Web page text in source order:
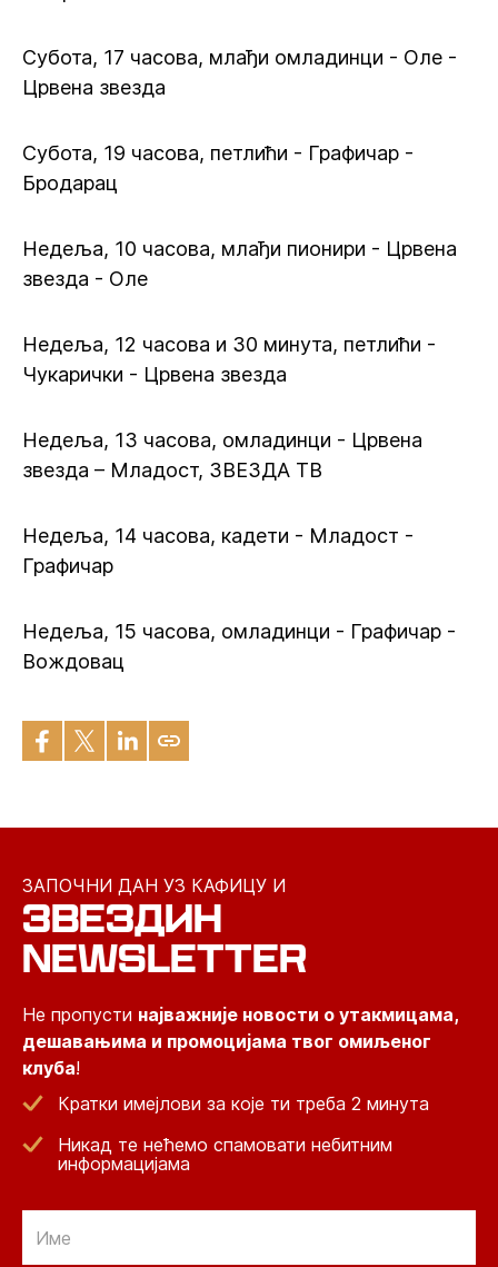
Субота, 17 часова, млађи омладинци - Оле -
Црвена звезда
Субота, 19 часова, петлићи - Графичар -
Бродарац
Недеља, 10 часова, млађи пионири - Црвена
звезда - Оле
Недеља, 12 часова и 30 минута, петлићи -
Чукарички - Црвена звезда
Недеља, 13 часова, омладинци - Црвена
звезда – Младост, ЗВЕЗДА ТВ
Недеља, 14 часова, кадети - Младост -
Графичар
Недеља, 15 часова, омладинци - Графичар -
Вождовац
ЗАПОЧНИ ДАН УЗ КАФИЦУ И
ЗВЕЗДИН
NEWSLETTER
Не пропусти најважније новости о утакмицама,
дешавањима и промоцијама твог омиљеног
клуба!
Кратки имејлови за које ти треба 2 минута
Никад те нећемо спамовати небитним
информацијама